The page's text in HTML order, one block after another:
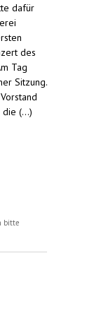
dafür
des
Tag
Sitzung.
(...)
bitte